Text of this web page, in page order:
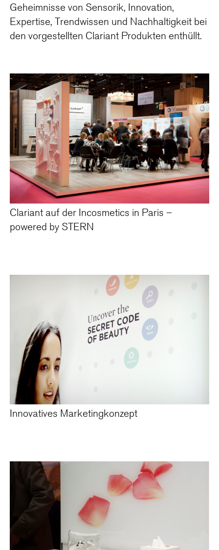
Geheimnisse von Sensorik, Innovation,
Expertise, Trendwissen und Nachhaltigkeit bei
den vorgestellten Clariant Produkten enthüllt.
Clariant auf der Incosmetics in Paris –
powered by STERN
Innovatives Marketingkonzept